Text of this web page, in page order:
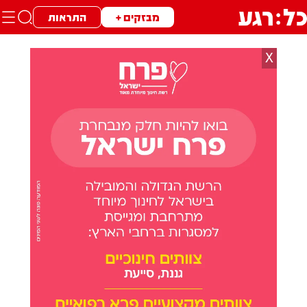
מבזקים + התראות
X